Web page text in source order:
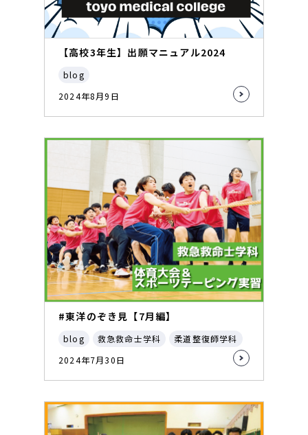
【高校3年生】出願マニュアル2024
blog
2024年8月9日
#東洋のぞき見【7月編】
blog 救急救命士学科
柔道整復師学科
2024年7月30日